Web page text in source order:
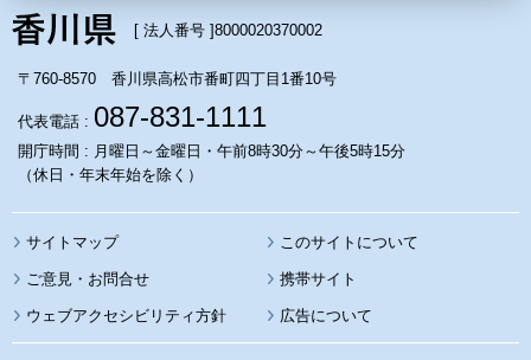
[ 法人番号 ]8000020370002
〒760-8570 香川県高松市番町四丁目1番10号
代表電話 : 087-831-1111
開庁時間 : 月曜日～金曜日・午前8時30分～午後5時15分
（休日・年末年始を除く）
サイトマップ このサイトについて
携帯サイト
ウェブアクセシビリティ方針 広告について